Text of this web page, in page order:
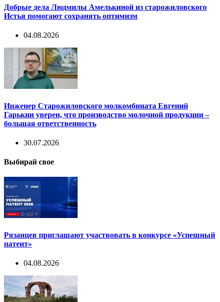
Добрые дела Людмилы Амелькиной из старожиловского
Истья помогают сохранять оптимизм
04.08.2026
Инженер Старожиловского молкомбината Евгений
Гарькин уверен, что производство молочной продукции –
большая ответственность
30.07.2026
Выбирай свое
Рязанцев приглашают участвовать в конкурсе «Успешный
патент»
04.08.2026